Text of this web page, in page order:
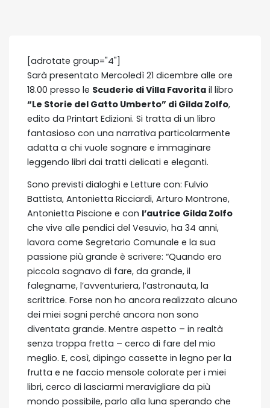
[adrotate group="4"]
Sarà presentato Mercoledì 21 dicembre alle ore
18.00 presso le Scuderie di Villa Favorita il libro
“Le Storie del Gatto Umberto” di Gilda Zolfo,
edito da Printart Edizioni. Si tratta di un libro
fantasioso con una narrativa particolarmente
adatta a chi vuole sognare e immaginare
leggendo libri dai tratti delicati e eleganti.
Sono previsti dialoghi e Letture con: Fulvio
Battista, Antonietta Ricciardi, Arturo Montrone,
Antonietta Piscione e con l’autrice Gilda Zolfo
che vive alle pendici del Vesuvio, ha 34 anni,
lavora come Segretario Comunale e la sua
passione più grande è scrivere: “Quando ero
piccola sognavo di fare, da grande, il
falegname, l’avventuriera, l’astronauta, la
scrittrice. Forse non ho ancora realizzato alcuno
dei miei sogni perché ancora non sono
diventata grande. Mentre aspetto – in realtà
senza troppa fretta – cerco di fare del mio
meglio. E, così, dipingo cassette in legno per la
frutta e ne faccio mensole colorate per i miei
libri, cerco di lasciarmi meravigliare da più
mondo possibile, parlo alla luna sperando che